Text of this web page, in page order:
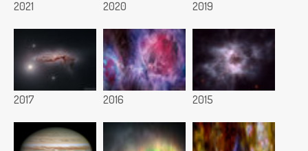
2021 2020 2019
2017 2016 2015